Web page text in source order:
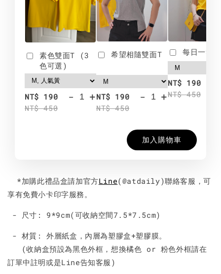
素色雙面T (3
色可選)
NT$ 190
NT$ 450
- +
希望相隨雙面T
NT$ 190
NT$ 450
- +
每日一笑
NT$ 190
NT$ 450
加入購物車
*加購此禮品盒請加官方Line(@atdaily)聯絡客服，可
享有免費小卡印字服務。
- 尺寸: 9*9cm(可收納空間7.5*7.5cm)
- 材質: 外層紙盒，內層為塑膠盒+塑膠膜。
(收納盒預設為黑色外框，想換橘色 or 粉色外框請在
訂單中註明或是Line告知客服)